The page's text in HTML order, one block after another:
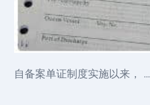
自备案单证制度实施以来， …